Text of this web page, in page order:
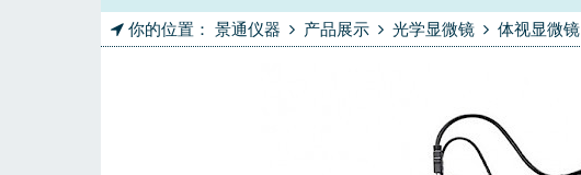
你的位置： 景通仪器 产品展示 光学显微镜 体视显微镜